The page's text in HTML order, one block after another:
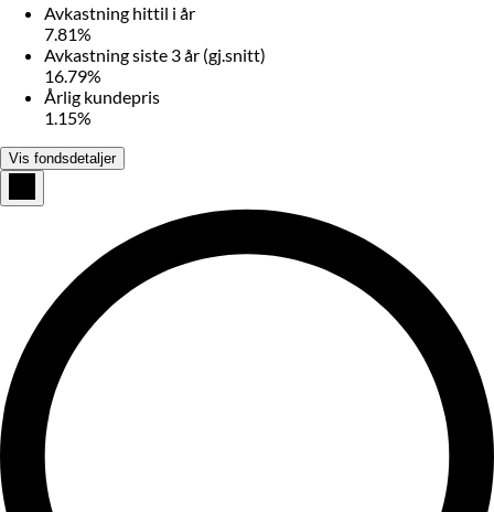
Avkastning hittil i år
7.81%
Avkastning siste 3 år (gj.snitt)
16.79%
Årlig kundepris
1.15%
Vis fondsdetaljer